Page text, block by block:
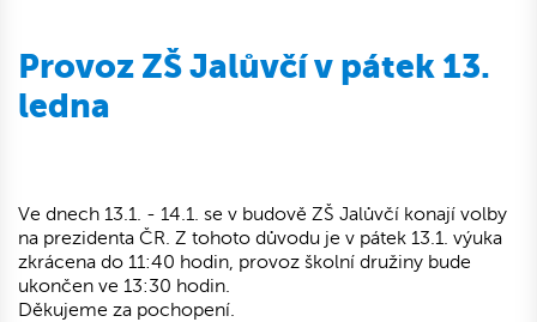
Provoz ZŠ Jalůvčí v pátek 13.
ledna
Ve dnech 13.1. - 14.1. se v budově ZŠ Jalůvčí konají volby
na prezidenta ČR. Z tohoto důvodu je v pátek 13.1. výuka
zkrácena do 11:40 hodin, provoz školní družiny bude
ukončen ve 13:30 hodin.
Děkujeme za pochopení.